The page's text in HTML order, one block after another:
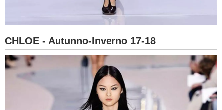
CHLOE - Autunno-Inverno 17-18